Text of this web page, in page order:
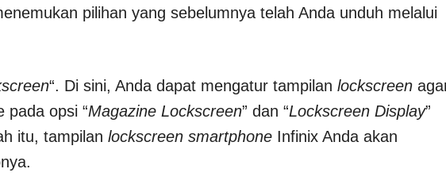
pilihan yang sebelumnya telah Anda unduh melalui
“. Di sini, Anda dapat mengatur tampilan lockscreen
pada opsi “Magazine Lockscreen” dan “Lockscreen Display”
itu, tampilan lockscreen smartphone Infinix Anda akan